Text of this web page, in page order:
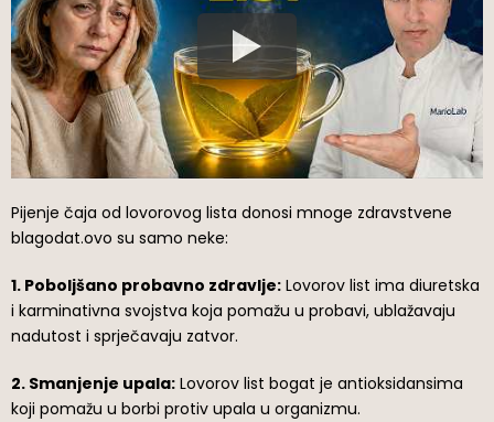
Pijenje čaja od lovorovog lista donosi mnoge zdravstvene
blagodat.ovo su samo neke:
1. Poboljšano probavno zdravlje: Lovorov list ima diuretska
i karminativna svojstva koja pomažu u probavi, ublažavaju
nadutost i sprječavaju zatvor.
2. Smanjenje upala: Lovorov list bogat je antioksidansima
koji pomažu u borbi protiv upala u organizmu.